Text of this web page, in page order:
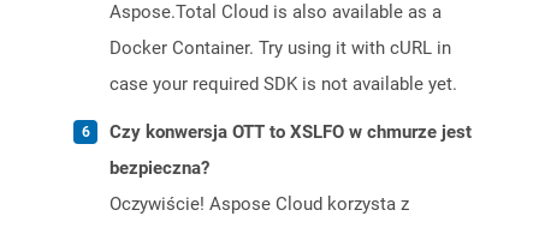
Aspose.Total Cloud is also available as a
Docker Container. Try using it with cURL in
case your required SDK is not available yet.
Czy konwersja OTT to XSLFO w chmurze jest
bezpieczna?
Oczywiście! Aspose Cloud korzysta z